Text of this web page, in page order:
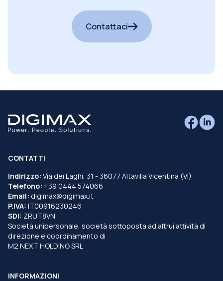
Contattaci
CONTATTI
Indirizzo: Via dei Laghi, 31 - 36077 Altavilla Vicentina (VI)
Telefono: +39 0444 574066
Email: digimax@digimax.it
P.IVA: IT00916230246
SDI: ZRUT8VN
Società unipersonale, società sottoposta ad altrui attività di
direzione e coordinamento di
M2 NEXT HOLDING SRL
INFORMAZIONI